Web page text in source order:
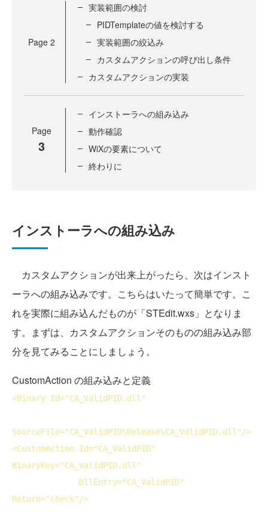
Page 2
実装範囲の検討
PIDTemplateの値を検討する
実装範囲の絞込み
カスタムアクションの呼び出し条件
カスタムアクションの実装
Page
3
インストーラへの組み込み
動作確認
WiXの要素について
終わりに
インストーラへの組み込み
カスタムアクションが出来上がったら、次はインスト
ーラへの組み込みです。こちらはいたって簡単です。こ
れを実際に組み込んだものが「STEdit.wxs」となりま
す。まずは、カスタムアクションそのものの組み込み部
分を見てみることにしましょう。
CustomAction の組み込みと定義
<Binary Id="CA_ValidPID.dll"
SourceFile="CA_ValidPID\Release\CA_ValidPID.dll"/>
<CustomAction Id
BinaryKey="CA_ValidPID.dll"
DllEntry
Return="check"/>